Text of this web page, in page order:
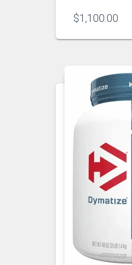
$1,100.00